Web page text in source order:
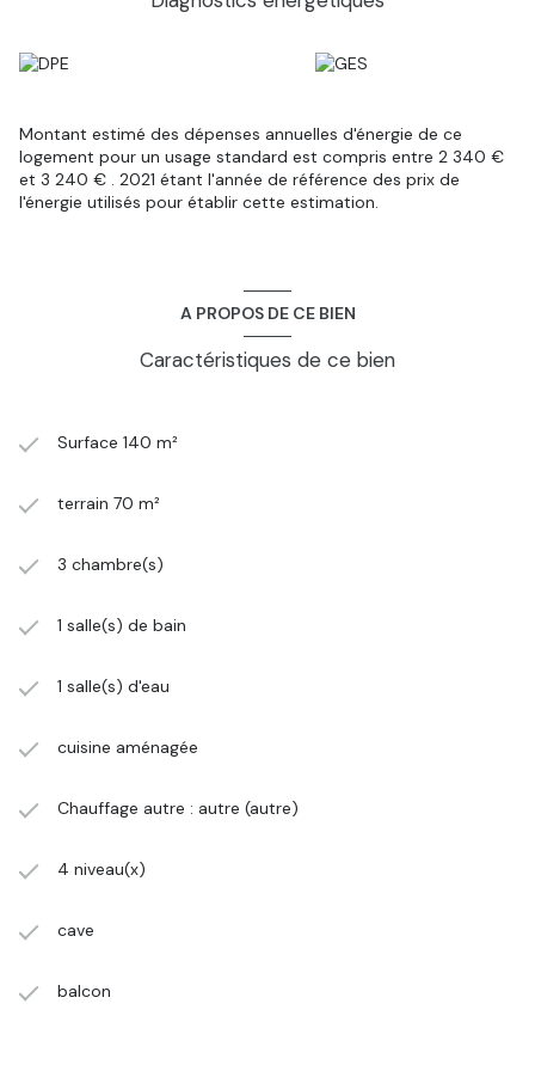
idéalement situé, avec une vie locale riche et dynamique.A 12
sont à la charge du vendeur. Votre agence immobilière GTI
contact avec votre conseiller immobilier au 06 99 68 97 00
Montant estimé des dépenses annuelles d'énergie de ce
logement pour un usage standard est compris entre 2 340 €
et 3 240 € . 2021 étant l'année de référence des prix de
l'énergie utilisés pour établir cette estimation.
A PROPOS DE CE BIEN
Caractéristiques de ce bien
Surface 140 m²
terrain 70 m²
3 chambre(s)
1 salle(s) de bain
1 salle(s) d'eau
cuisine aménagée
Chauffage autre : autre (autre)
4 niveau(x)
cave
balcon